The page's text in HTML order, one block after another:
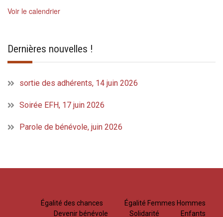
Voir le calendrier
Dernières nouvelles !
sortie des adhérents, 14 juin 2026
Soirée EFH, 17 juin 2026
Parole de bénévole, juin 2026
Égalité des chances
Égalité Femmes Hommes
Devenir bénévole
Solidarité Enfants